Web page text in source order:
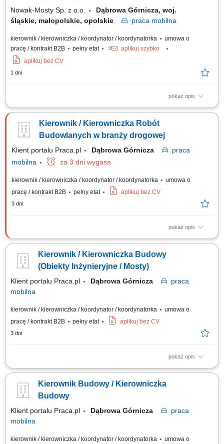
Nowak-Mosty Sp. z o.o.
Dąbrowa Górnicza, woj.
śląskie, małopolskie, opolskie
praca mobilna
kierownik / kierowniczka / koordynator / koordynatorka
umowa o
pracę / kontrakt B2B
pełny etat
aplikuj szybko
aplikuj bez CV
1 dni
pokaż opis
Miejsce pracy: woj. śląskie, małopolskie, opolskie (możliwość pracy w
wykształceniem, uprawnieniami budowlanymi mostowymi,
doświadczeniem w pracy. Przed zaproszeniem na rozmowę rekrutacyjną
Kierownik / Kierowniczka Robót
Budowlanych w branży drogowej
Klient portalu Praca.pl Dąbrowa Górnicza
praca
mobilna
za 3 dni wygasa
kierownik / kierowniczka / koordynator / koordynatorka
umowa o
pracę / kontrakt B2B
pełny etat aplikuj bez CV
3 dni
pokaż opis
Całościowe zarządzanie realizacją inwestycji drogowych zgodnie z
wytycznymi technicznymi. Monitorowanie postępu prac w oparciu o
harmonogram rzeczowo-finansowy oraz sprawna reakcja na wszelkie
Kierownik / Kierowniczka Budowy
(Obiekty Inżynieryjne / Mosty)
Klient portalu Praca.pl Dąbrowa Górnicza
praca
mobilna
kierownik / kierowniczka / koordynator / koordynatorka
umowa o
pracę / kontrakt B2B
pełny etat aplikuj bez CV
3 dni
pokaż opis
Operacyjne prowadzenie robót mostowych oraz bieżący nadzór nad
analiza projektów technicznych, wycena robót oraz opracowywanie
założeń budżetowych realizowanego kontraktu. Wdrażanie zamiennych
Kierownik Budowy / Kierowniczka
Budowy
Klient portalu Praca.pl Dąbrowa Górnicza
praca
mobilna
kierownik / kierowniczka / koordynator / koordynatorka
umowa o